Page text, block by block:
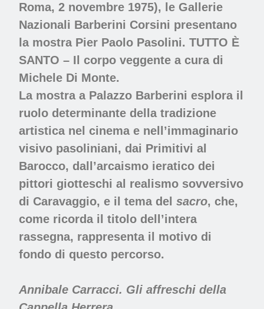
Roma, 2 novembre 1975), le Gallerie
Nazionali Barberini Corsini presentano
la mostra Pier Paolo Pasolini. TUTTO È
SANTO – Il corpo veggente a cura di
Michele Di Monte.
La mostra a Palazzo Barberini esplora il
ruolo determinante della tradizione
artistica nel cinema e nell’immaginario
visivo pasoliniani, dai Primitivi al
Barocco, dall’arcaismo ieratico dei
pittori giotteschi al realismo sovversivo
di Caravaggio, e il tema del sacro, che,
come ricorda il titolo dell’intera
rassegna, rappresenta il motivo di
fondo di questo percorso.
Annibale Carracci. Gli affreschi della